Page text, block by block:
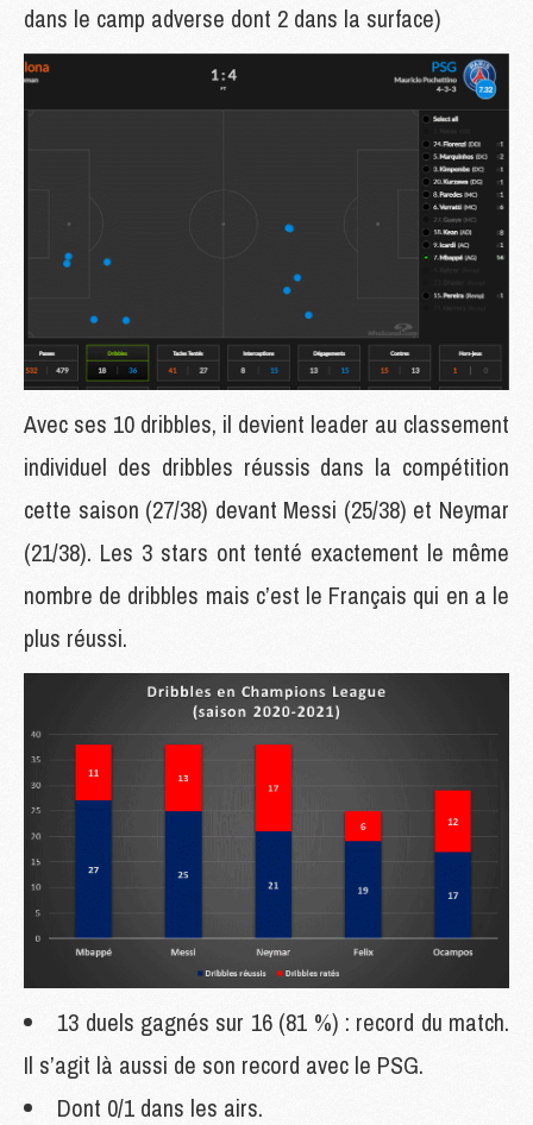
dans le camp adverse dont 2 dans la surface)
Avec ses 10 dribbles, il devient leader au classement
individuel des dribbles réussis dans la compétition
cette saison (27/38) devant Messi (25/38) et Neymar
(21/38). Les 3 stars ont tenté exactement le même
nombre de dribbles mais c’est le Français qui en a le
plus réussi.
13 duels gagnés sur 16 (81 %) : record du match.
Il s’agit là aussi de son record avec le PSG.
Dont 0/1 dans les airs.